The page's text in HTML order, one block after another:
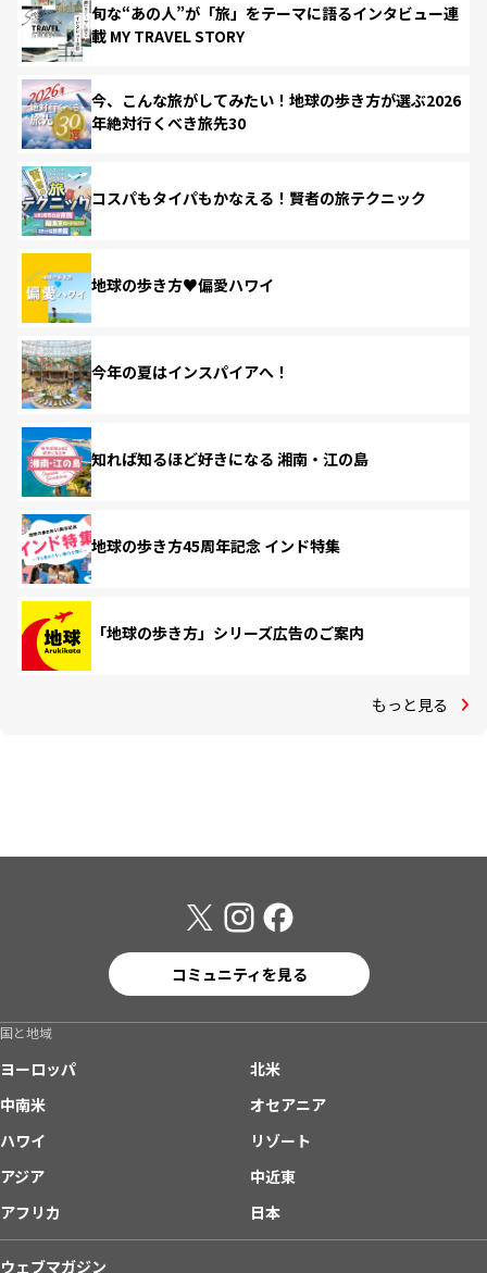
旬な“あの人”が「旅」をテーマに語るインタビュー連
載 MY TRAVEL STORY
今、こんな旅がしてみたい！地球の歩き方が選ぶ2026
年絶対行くべき旅先30
コスパもタイパもかなえる！賢者の旅テクニック
地球の歩き方♥偏愛ハワイ
今年の夏はインスパイアへ！
知れば知るほど好きになる 湘南・江の島
地球の歩き方45周年記念 インド特集
「地球の歩き方」シリーズ広告のご案内
もっと見る
コミュニティを見る
国と地域
ヨーロッパ
北米
中南米
オセアニア
ハワイ
リゾート
アジア
中近東
アフリカ
日本
ウェブマガジン